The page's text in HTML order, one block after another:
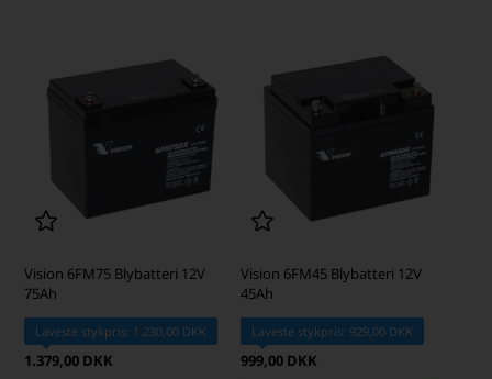
Vision 6FM75 Blybatteri 12V
75Ah
Laveste stykpris: 1.230,00 DKK
1.379,00 DKK
Vision 6FM45 Blybatteri 12V
45Ah
Laveste stykpris: 929,00 DKK
999,00 DKK